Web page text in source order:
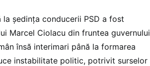
ședința conducerii PSD a fost
Marcel Ciolacu din fruntea guvernului
însă interimari până la formarea
instabilitate politic, potrivit surselor